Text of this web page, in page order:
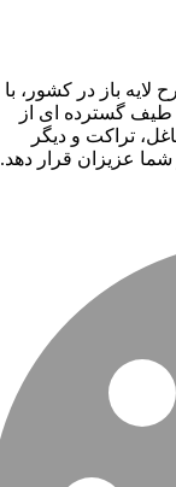
باز در کشور، با
گسترده ای از
تراکت و دیگر
شما عزیزان قرار دهد.